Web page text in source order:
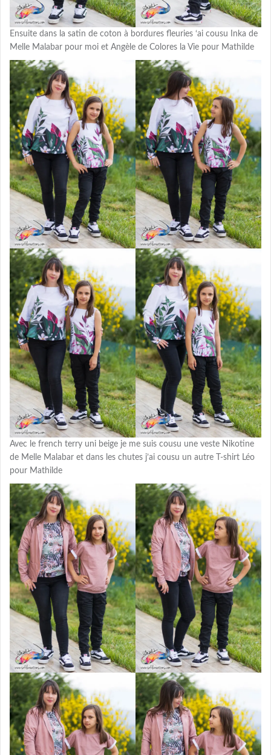
Ensuite dans la satin de coton à bordures fleuries ‘ai cousu Inka de
Melle Malabar pour moi et Angèle de Colores la Vie pour Mathilde
Avec le french terry uni beige je me suis cousu une veste Nikotine
de Melle Malabar et dans les chutes j’ai cousu un autre T-shirt Léo
pour Mathilde